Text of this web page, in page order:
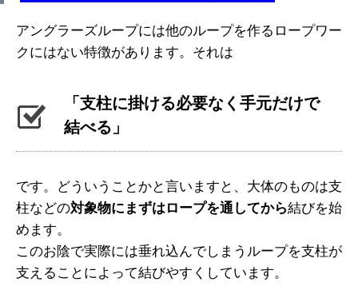
アングラーズループには他のループを作るロープワー
クにはない特徴があります。それは
「支柱に掛ける必要なく手元だけで
結べる」
です。どういうことかと言いますと、大体のものは支
柱などの対象物にまずはロープを通してから結びを始
めます。
このお陰で実際には垂れ込んでしまうループを支柱が
支えることによって結びやすくしています。